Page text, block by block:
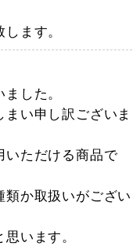
ます。
した。
い申し訳ございま
いただける商品で
か取扱いがござい
います。